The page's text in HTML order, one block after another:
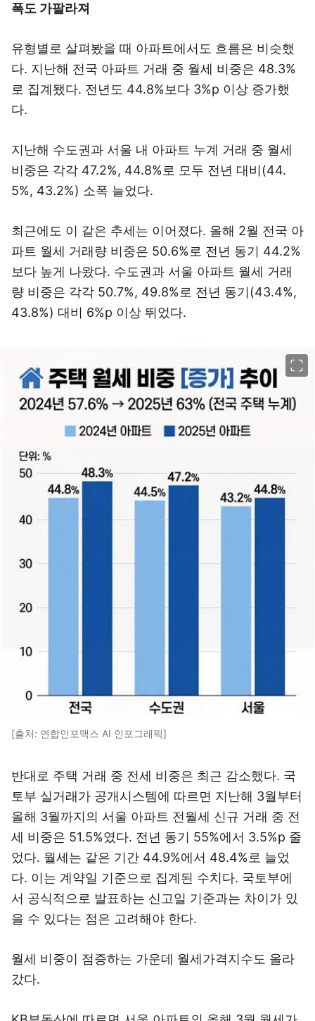
폭도 가팔라져
유형별로 살펴봤을 때 아파트에서도 흐름은 비슷했
다. 지난해 전국 아파트 거래 중 월세 비중은 48.3%
로 집계됐다. 전년도 44.8%보다 3%p 이상 증가했
다.
지난해 수도권과 서울 내 아파트 누계 거래 중 월세
비중은 각각 47.2%, 44.8%로 모두 전년 대비(44.
5%, 43.2%) 소폭 늘었다.
최근에도 이 같은 추세는 이어졌다. 올해 2월 전국 아
파트 월세 거래량 비중은 50.6%로 전년 동기 44.2%
보다 높게 나왔다. 수도권과 서울 아파트 월세 거래
량 비중은 각각 50.7%, 49.8%로 전년 동기(43.4%,
43.8%) 대비 6%p 이상 뛰었다.
[출처: 연합인포맥스 AI 인포그래픽]
반대로 주택 거래 중 전세 비중은 최근 감소했다. 국
토부 실거래가 공개시스템에 따르면 지난해 3월부터
올해 3월까지의 서울 아파트 전월세 신규 거래 중 전
세 비중은 51.5%였다. 전년 동기 55%에서 3.5%p 줄
었다. 월세는 같은 기간 44.9%에서 48.4%로 늘었
다. 이는 계약일 기준으로 집계된 수치다. 국토부에
서 공식적으로 발표하는 신고일 기준과는 차이가 있
을 수 있다는 점은 고려해야 한다.
월세 비중이 점증하는 가운데 월세가격지수도 올라
갔다.